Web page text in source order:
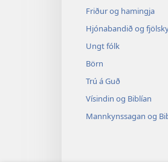
Friður og hamingja
Hjónabandið og
Ungt fólk
Börn
Trú á Guð
Vísindin og Biblían
Mannkynssagan og